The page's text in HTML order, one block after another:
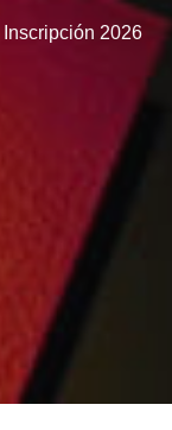
Inscripción 2026